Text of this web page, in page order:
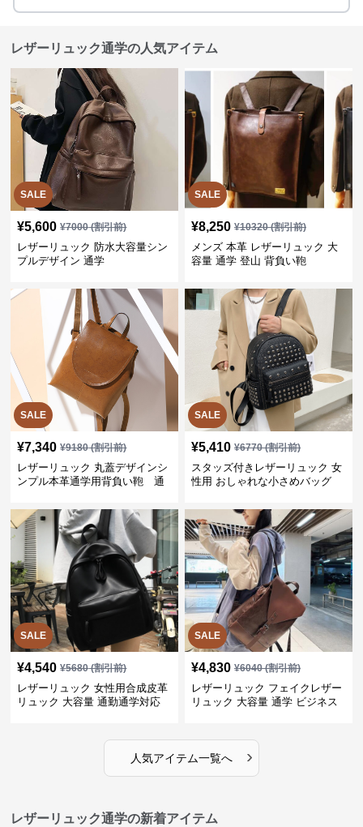
レザーリュック通学の人気アイテム
SALE
¥5,600 ¥7000(割引前)
レザーリュック 防水大容量シン
プルデザイン 通学
SALE
¥8,250 ¥10320(割引前)
メンズ 本革 レザーリュック 大
容量 通学 登山 背負い鞄
SALE
¥7,340 ¥9180(割引前)
レザーリュック 丸蓋デザインシ
ンプル本革通学用背負い鞄 通
SALE
¥5,410 ¥6770(割引前)
スタッズ付きレザーリュック 女
性用 おしゃれな小さめバッグ
SALE
¥4,540 ¥5680(割引前)
レザーリュック 女性用合成皮革
リュック 大容量 通勤通学対応
SALE
¥4,830 ¥6040(割引前)
レザーリュック フェイクレザー
リュック 大容量 通学 ビジネス
人気アイテム一覧へ ›
レザーリュック通学の新着アイテム